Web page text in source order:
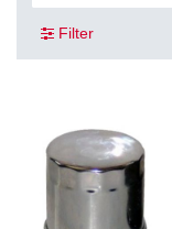
Filter